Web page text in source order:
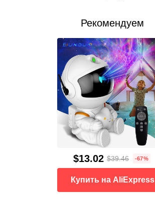
Рекомендуем
$13.02 $39.46 -67%
Купить на AliExpress